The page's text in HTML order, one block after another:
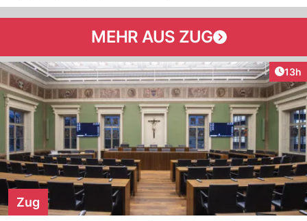
MEHR AUS ZUG
13h
Zug